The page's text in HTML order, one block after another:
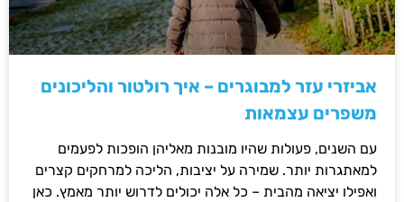
אביזרי עזר למבוגרים – איך רולטור והליכונים
משפרים עצמאות
עם השנים, פעולות שהיו מובנות מאליהן הופכות לפעמים
למאתגרות יותר. שמירה על יציבות, הליכה למרחקים קצרים
ואפילו יציאה מהבית – כל אלה יכולים לדרוש יותר מאמץ. כאן